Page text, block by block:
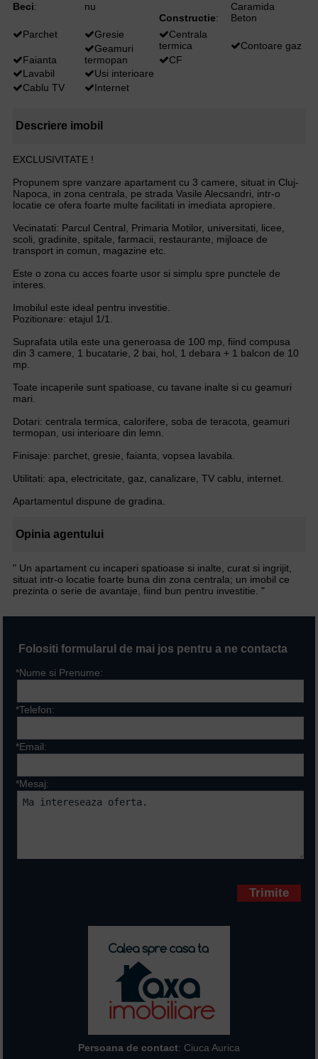
Beci: nu
Constructie:
Caramida
Beton
Parchet
Gresie
Faianta
Geamuri
termopan
Lavabil
Usi interioare
Cablu TV
Internet
Centrala
termica
Contoare gaz
CF
Descriere imobil
EXCLUSIVITATE !
Propunem spre vanzare apartament cu 3 camere, situat in Cluj-
Napoca, in zona centrala, pe strada Vasile Alecsandri, intr-o
locatie ce ofera foarte multe facilitati in imediata apropiere.
Vecinatati: Parcul Central, Primaria Motilor, universitati, licee,
scoli, gradinite, spitale, farmacii, restaurante, mijloace de
transport in comun, magazine etc.
Este o zona cu acces foarte usor si simplu spre punctele de
interes.
Imobilul este ideal pentru investitie.
Pozitionare: etajul 1/1.
Suprafata utila este una generoasa de 100 mp, fiind compusa
din 3 camere, 1 bucatarie, 2 bai, hol, 1 debara + 1 balcon de 10
mp.
Toate incaperile sunt spatioase, cu tavane inalte si cu geamuri
mari.
Dotari: centrala termica, calorifere, soba de teracota, geamuri
termopan, usi interioare din lemn.
Finisaje: parchet, gresie, faianta, vopsea lavabila.
Utilitati: apa, electricitate, gaz, canalizare, TV cablu, internet.
Apartamentul dispune de gradina.
Opinia agentului
" Un apartament cu incaperi spatioase si inalte, curat si ingrijit,
situat intr-o locatie foarte buna din zona centrala; un imobil ce
prezinta o serie de avantaje, fiind bun pentru investitie. "
Folositi formularul de mai jos pentru a ne contacta
*Nume si Prenume:
*Telefon:
*Email:
*Mesaj:
Persoana de contact: Ciuca Aurica